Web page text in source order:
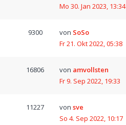
Mo 30. Jan 2023, 13:34
9300 von SoSo
Fr 21. Okt 2022, 05:38
16806 von amvollsten
Fr 9. Sep 2022, 19:33
11227 von sve
So 4. Sep 2022, 10:17